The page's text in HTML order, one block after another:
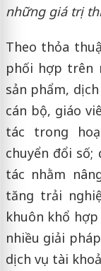
những giá trị
Theo thỏa
phối hợp trên
sản phẩm,
cán bộ, giáo
tác trong
chuyển đổi
tác nhằm
tăng trải
khuôn khổ
nhiều giải
dịch vụ tài